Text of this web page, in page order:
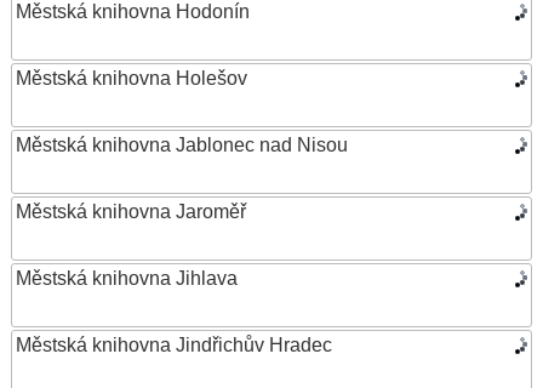
Městská knihovna Hodonín
Městská knihovna Holešov
Městská knihovna Jablonec nad Nisou
Městská knihovna Jaroměř
Městská knihovna Jihlava
Městská knihovna Jindřichův Hradec